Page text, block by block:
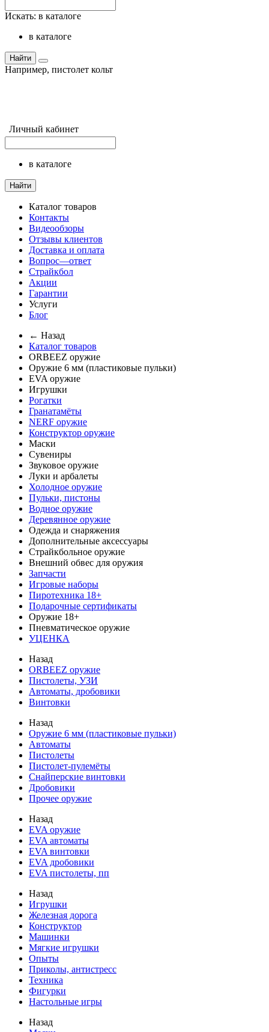
Искать: в каталоге
в каталоге
Найти
Например, пистолет кольт
Личный кабинет
в каталоге
Найти
Каталог товаров
Контакты
Видеообзоры
Отзывы клиентов
Доставка и оплата
Вопрос—ответ
Страйкбол
Акции
Гарантии
Услуги
Блог
← Назад
Каталог товаров
ORBEEZ оружие
Оружие 6 мм (пластиковые пульки)
EVA оружие
Игрушки
Рогатки
Гранатамёты
NERF оружие
Конструктор оружие
Маски
Сувениры
Звуковое оружие
Луки и арбалеты
Холодное оружие
Пульки, пистоны
Водное оружие
Деревянное оружие
Одежда и снаряжения
Дополнительные аксессуары
Страйкбольное оружие
Внешний обвес для оружия
Запчасти
Игровые наборы
Пиротехника 18+
Подарочные сертификаты
Оружие 18+
Пневматическое оружие
УЦЕНКА
Назад
ORBEEZ оружие
Пистолеты, УЗИ
Автоматы, дробовики
Винтовки
Назад
Оружие 6 мм (пластиковые пульки)
Автоматы
Пистолеты
Пистолет-пулемёты
Снайперские винтовки
Дробовики
Прочее оружие
Назад
EVA оружие
EVA автоматы
EVA винтовки
EVA дробовики
EVA пистолеты, пп
Назад
Игрушки
Железная дорога
Конструктор
Машинки
Мягкие игрушки
Опыты
Приколы, антистресс
Техника
Фигурки
Настольные игры
Назад